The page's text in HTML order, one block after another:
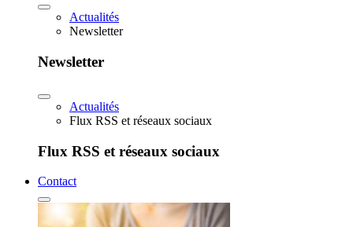
Actualités
Newsletter
Newsletter
Actualités
Flux RSS et réseaux sociaux
Flux RSS et réseaux sociaux
Contact